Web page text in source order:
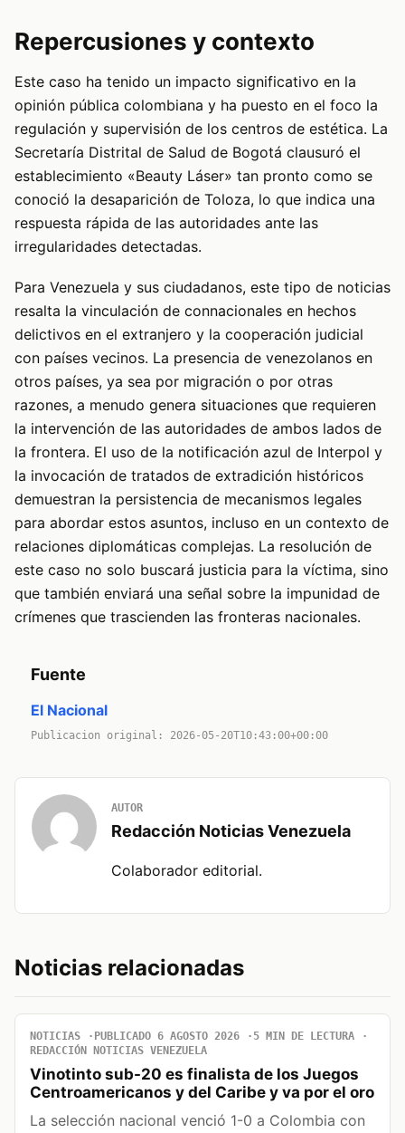
Repercusiones y contexto
Este caso ha tenido un impacto significativo en la
opinión pública colombiana y ha puesto en el foco la
regulación y supervisión de los centros de estética. La
Secretaría Distrital de Salud de Bogotá clausuró el
establecimiento «Beauty Láser» tan pronto como se
conoció la desaparición de Toloza, lo que indica una
respuesta rápida de las autoridades ante las
irregularidades detectadas.
Para Venezuela y sus ciudadanos, este tipo de noticias
resalta la vinculación de connacionales en hechos
delictivos en el extranjero y la cooperación judicial
con países vecinos. La presencia de venezolanos en
otros países, ya sea por migración o por otras
razones, a menudo genera situaciones que requieren
la intervención de las autoridades de ambos lados de
la frontera. El uso de la notificación azul de Interpol y
la invocación de tratados de extradición históricos
demuestran la persistencia de mecanismos legales
para abordar estos asuntos, incluso en un contexto de
relaciones diplomáticas complejas. La resolución de
este caso no solo buscará justicia para la víctima, sino
que también enviará una señal sobre la impunidad de
crímenes que trascienden las fronteras nacionales.
Fuente
El Nacional
Publicacion original: 2026-05-20T10:43:00+00:00
AUTOR
Redacción Noticias Venezuela
Colaborador editorial.
Noticias relacionadas
NOTICIAS PUBLICADO 6 AGOSTO 2026
5 MIN DE LECTURA
REDACCIÓN NOTICIAS VENEZUELA
Vinotinto sub-20 es finalista de los Juegos
Centroamericanos y del Caribe y va por el oro
La selección nacional venció 1-0 a Colombia con